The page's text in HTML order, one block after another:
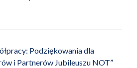
wpisu
Podziękowania dla
i Partnerów Jubileuszu NOT”